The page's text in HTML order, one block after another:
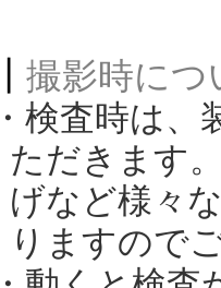
撮影時につ
・検査時は
ただきます
げなど様々
りますので